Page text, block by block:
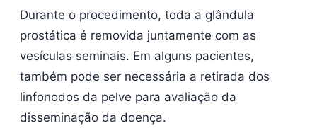
Durante o procedimento, toda a glândula
prostática é removida juntamente com as
vesículas seminais. Em alguns pacientes,
também pode ser necessária a retirada dos
linfonodos da pelve para avaliação da
disseminação da doença.